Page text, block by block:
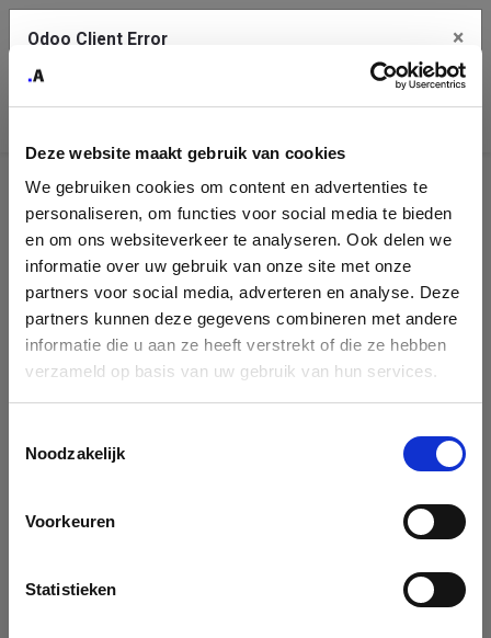
Deze website maakt gebruik van cookies
We gebruiken cookies om content en advertenties te
personaliseren, om functies voor social media te bieden
en om ons websiteverkeer te analyseren. Ook delen we
informatie over uw gebruik van onze site met onze
partners voor social media, adverteren en analyse. Deze
partners kunnen deze gegevens combineren met andere
informatie die u aan ze heeft verstrekt of die ze hebben
verzameld op basis van uw gebruik van hun services.
Noodzakelijk
Voorkeuren
Statistieken
Helpdesk
There is no public Helpdesk team to show.
Odoo Client Error ×
service.
See details
Ok